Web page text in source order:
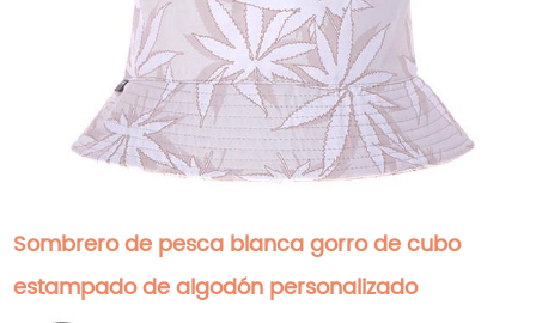
Sombrero de pesca blanca gorro de cubo
estampado de algodón personalizado